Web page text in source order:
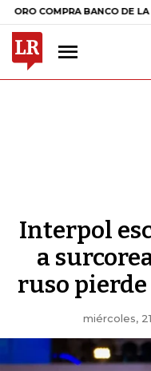
BANCO DE LA
Interpol
a
ruso pierde
miércoles,